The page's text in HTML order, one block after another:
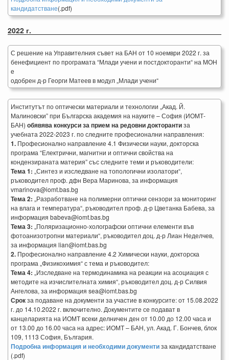
кандидатстване(.pdf)
2022 г.
С решение на Управителния съвет на БАН от 10 ноември 2022 г. за
бенефициент по програмата “Млади учени и постдокторанти“ на МОН
е
одобрен д-р Георги Матеев в модул „Млади учени“
Институтът по оптически материали и технологии „Акад. Й.
Малиновски” при Българска академия на науките – София (ИОМТ-
БАН) обявява конкурси за прием на редовни докторантиза
учебната 2022-2023 г. по следните професионални направления:
1. Професионално направление 4.1 Физически науки, докторска
програма “Електрични, магнитни и оптични свойства на
кондензираната материя” със следните теми и ръководители:
Тема 1: „Синтез и изследване на топологични изолатори“,
ръководител проф. дфн Вера Маринова, за информация
vmarinova@iomt.bas.bg
Тема 2: „Разработване на полимерни оптични сензори за мониторинг
на влага и температура“, ръководител проф. д-р Цветанка Бабева, за
информация babeva@iomt.bas.bg
Тема 3: „Поляризационно-холографски оптични елементи във
фотоанизотропни материали“, ръководител доц. д-р Лиан Неделчев,
за информация lian@iomt.bas.bg
2. Професионално направление 4.2 Химически науки, докторска
програма „Физикохимия“ с тема и ръководител:
Тема 4: „Изследване на термодинамика на реакции на асоциация с
методите на изчислителната химия“, ръководител доц. д-р Силвия
Ангелова, за информация sea@iomt.bas.bg
Срокза подаване на документи за участие в конкурсите: от 15.08.2022
г. до 14.10.2022 г. включително. Документите се подават в
канцеларията на ИОМТ всеки делничен ден от 10.00 до 12.00 часа и
от 13.00 до 16.00 часа на адрес: ИОМТ – БАН, ул. Акад. Г. Бончев, блок
109, 1113 София, България.
Подробна информация и необходими документиза кандидатстване
(.pdf)